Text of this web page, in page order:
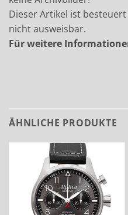
Dieser Artikel ist besteuert
nicht ausweisbar.
Für weitere
ÄHNLICHE PRODUKTE